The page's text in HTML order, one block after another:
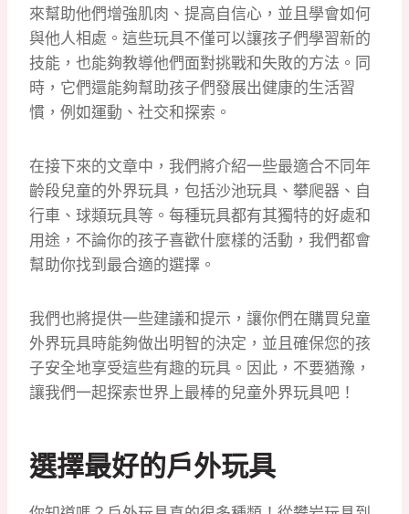
來幫助他們增強肌肉、提高自信心，並且學會如何
與他人相處。這些玩具不僅可以讓孩子們學習新的
技能，也能夠教導他們面對挑戰和失敗的方法。同
時，它們還能夠幫助孩子們發展出健康的生活習
慣，例如運動、社交和探索。
在接下來的文章中，我們將介紹一些最適合不同年
齡段兒童的外界玩具，包括沙池玩具、攀爬器、自
行車、球類玩具等。每種玩具都有其獨特的好處和
用途，不論你的孩子喜歡什麼樣的活動，我們都會
幫助你找到最合適的選擇。
我們也將提供一些建議和提示，讓你們在購買兒童
外界玩具時能夠做出明智的決定，並且確保您的孩
子安全地享受這些有趣的玩具。因此，不要猶豫，
讓我們一起探索世界上最棒的兒童外界玩具吧！
選擇最好的戶外玩具